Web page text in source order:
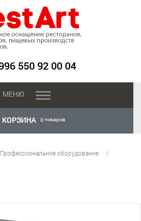
550 92 00 04
МЕНЮ
КОРЗИНА 0 товаров
Профессиональное оборудование